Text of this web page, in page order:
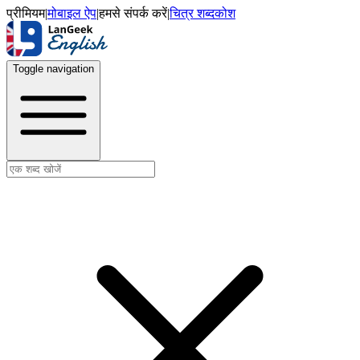
प्रीमियम|मोबाइल ऐप|हमसे संपर्क करें|चित्र शब्दकोश
Toggle navigation